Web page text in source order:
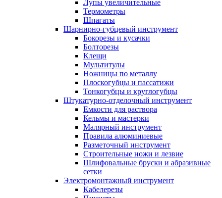
Лупы увеличительные
Термометры
Шпагаты
Шарнирно-губцевый инструмент
Бокорезы и кусачки
Болторезы
Клещи
Мультитулы
Ножницы по металлу
Плоскогубцы и пассатижи
Тонкогубцы и круглогубцы
Штукатурно-отделочный инструмент
Емкости для раствора
Кельмы и мастерки
Малярный инструмент
Правила алюминиевые
Разметочный инструмент
Строительные ножи и лезвие
Шлифовальные бруски и абразивные
сетки
Электромонтажный инструмент
Кабелерезы